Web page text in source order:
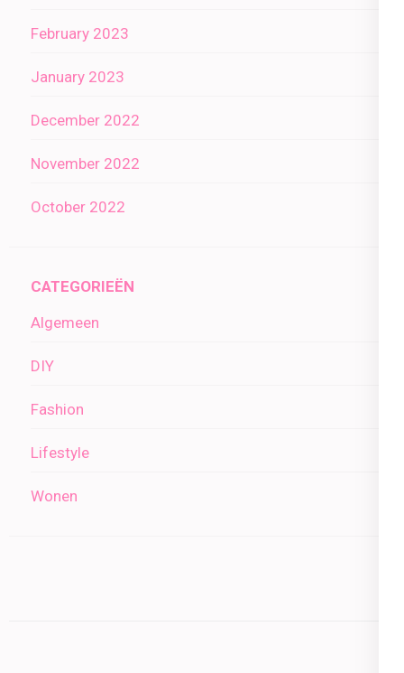
February 2023
January 2023
December 2022
November 2022
October 2022
CATEGORIEËN
Algemeen
DIY
Fashion
Lifestyle
Wonen